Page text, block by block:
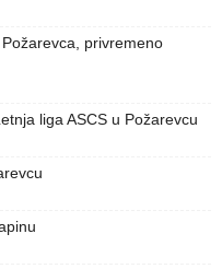
privremeno
liga ASCS u Požarevcu